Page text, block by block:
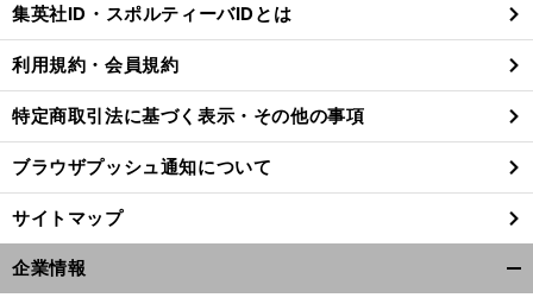
る
集英社ID・スポルティーバIDとは
利用規約・会員規約
特定商取引法に基づく表示・その他の事項
ブラウザプッシュ通知について
サイトマップ
企業情報